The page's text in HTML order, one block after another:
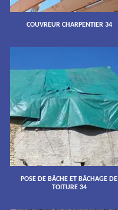
COUVREUR CHARPENTIER 34
POSE DE BÂCHE ET BÂCHAGE DE
TOITURE 34